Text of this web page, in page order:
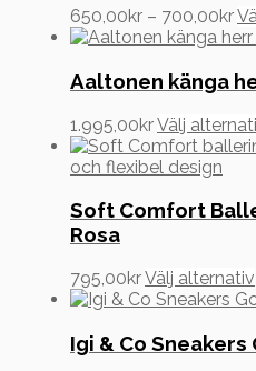
650,00kr – 700,00kr
Aaltonen känga
1.995,00krVälj
Soft Comfort
Rosa
795,00krVälj alternativ
Igi & Co